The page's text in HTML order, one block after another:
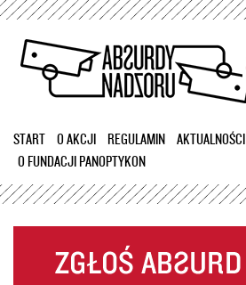
Przejdź
treści
START O AKCJI REGULAMIN
AKTUALNOŚCI
O FUNDACJI PANOPTYKON